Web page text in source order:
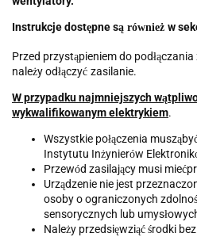
Instrukcje dostępne są również w
Przed przystąpieniem do podłączania
należy odłączyć zasilanie.
W przypadku najmniejszych wą
wykwalifikowanym elektrykiem.
Wszystkie połączenia musząby
Instytutu Inżynierów Elektronik
Przewód zasilający musi mieć
Urządzenie nie jest
osoby o ograniczonych zdolnoś
sensorycznych lub umysł
Należy przedsięwziąć środki